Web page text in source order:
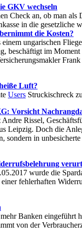
GKV wechseln
Check an, ob man als
in die gesetzliche
die Kosten?
ungarischen
beschäftigt im
Luft?
Users Struckischreck
Vorsicht
Rissel,
Leipzig. Doch die
sondern in
wurde die
fehlerhaften
Banken eingeführt
von der